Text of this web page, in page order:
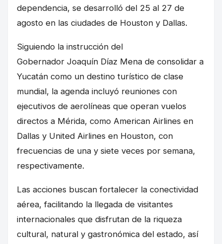
dependencia, se desarrolló del 25 al 27 de
agosto en las ciudades de Houston y Dallas.
Siguiendo la instrucción del
Gobernador Joaquín Díaz Mena de consolidar a
Yucatán como un destino turístico de clase
mundial, la agenda incluyó reuniones con
ejecutivos de aerolíneas que operan vuelos
directos a Mérida, como American Airlines en
Dallas y United Airlines en Houston, con
frecuencias de una y siete veces por semana,
respectivamente.
Las acciones buscan fortalecer la conectividad
aérea, facilitando la llegada de visitantes
internacionales que disfrutan de la riqueza
cultural, natural y gastronómica del estado, así